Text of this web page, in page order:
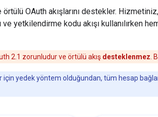
OAuth akışlarını destekler.
ve yetkilendirme kodu akışı kullanılırken
2.1 zorunludur ve örtülü akış desteklenmez .
için yedek yöntem olduğundan, tüm hesap